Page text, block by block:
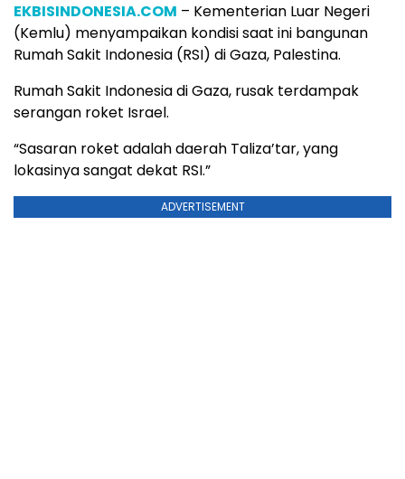
EKBISINDONESIA.COM – Kementerian Luar Negeri
(Kemlu) menyampaikan kondisi saat ini bangunan
Rumah Sakit Indonesia (RSI) di Gaza, Palestina.
Rumah Sakit Indonesia di Gaza, rusak terdampak
serangan roket Israel.
“Sasaran roket adalah daerah Taliza’tar, yang
lokasinya sangat dekat RSI.”
ADVERTISEMENT